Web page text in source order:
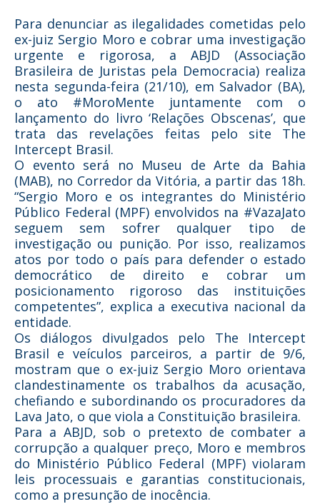
Para denunciar as ilegalidades cometidas pelo
ex-juiz Sergio Moro e cobrar uma investigação
urgente e rigorosa, a ABJD (Associação
Brasileira de Juristas pela Democracia) realiza
nesta segunda-feira (21/10), em Salvador (BA),
o ato #MoroMente juntamente com o
lançamento do livro ‘Relações Obscenas’, que
trata das revelações feitas pelo site The
Intercept Brasil.
O evento será no Museu de Arte da Bahia
(MAB), no Corredor da Vitória, a partir das 18h.
“Sergio Moro e os integrantes do Ministério
Público Federal (MPF) envolvidos na #VazaJato
seguem sem sofrer qualquer tipo de
investigação ou punição. Por isso, realizamos
atos por todo o país para defender o estado
democrático de direito e cobrar um
posicionamento rigoroso das instituições
competentes”, explica a executiva nacional da
entidade.
Os diálogos divulgados pelo The Intercept
Brasil e veículos parceiros, a partir de 9/6,
mostram que o ex-juiz Sergio Moro orientava
clandestinamente os trabalhos da acusação,
chefiando e subordinando os procuradores da
Lava Jato, o que viola a Constituição brasileira.
Para a ABJD, sob o pretexto de combater a
corrupção a qualquer preço, Moro e membros
do Ministério Público Federal (MPF) violaram
leis processuais e garantias constitucionais,
como a presunção de inocência.